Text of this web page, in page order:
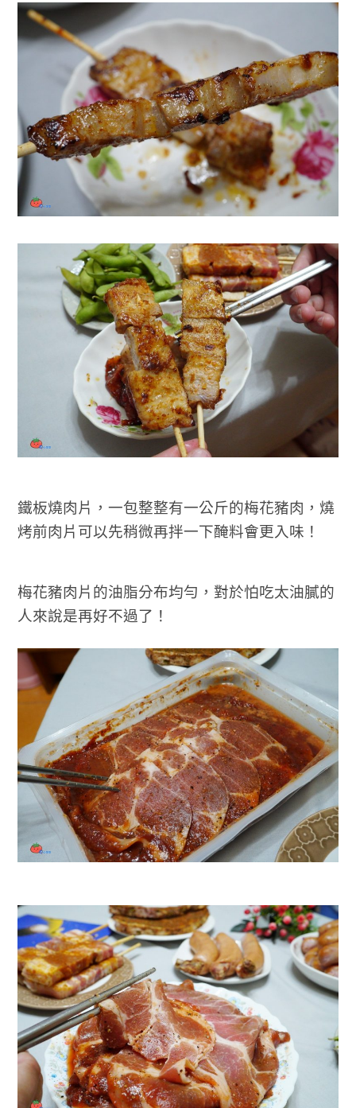
鐵板燒肉片，一包整整有一公斤的梅花豬肉，燒
烤前肉片可以先稍微再拌一下醃料會更入味！
梅花豬肉片的油脂分布均勻，對於怕吃太油膩的
人來說是再好不過了！